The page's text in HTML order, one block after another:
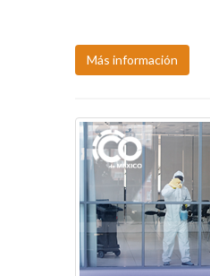
Más información